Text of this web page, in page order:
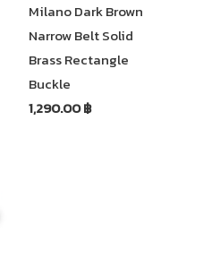
Milano Dark Brown
Narrow Belt Solid
Brass Rectangle
Buckle
1,290.00 ฿